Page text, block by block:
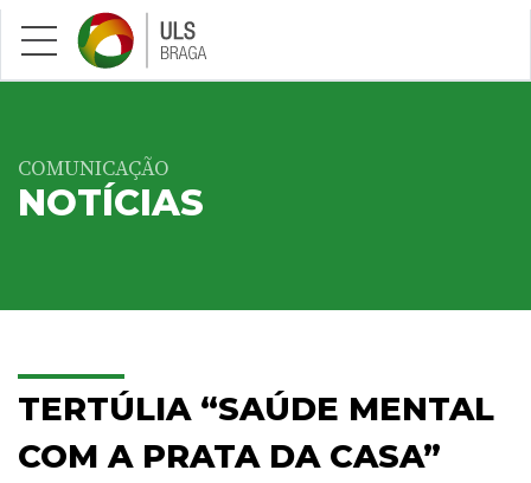
Saltar para conteúdo principal
COMUNICAÇÃO
NOTÍCIAS
TERTÚLIA “SAÚDE MENTAL
COM A PRATA DA CASA”